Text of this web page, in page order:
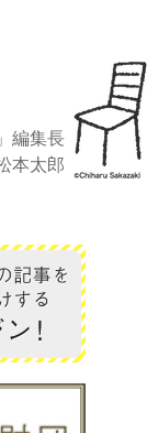
編集長
本太郎